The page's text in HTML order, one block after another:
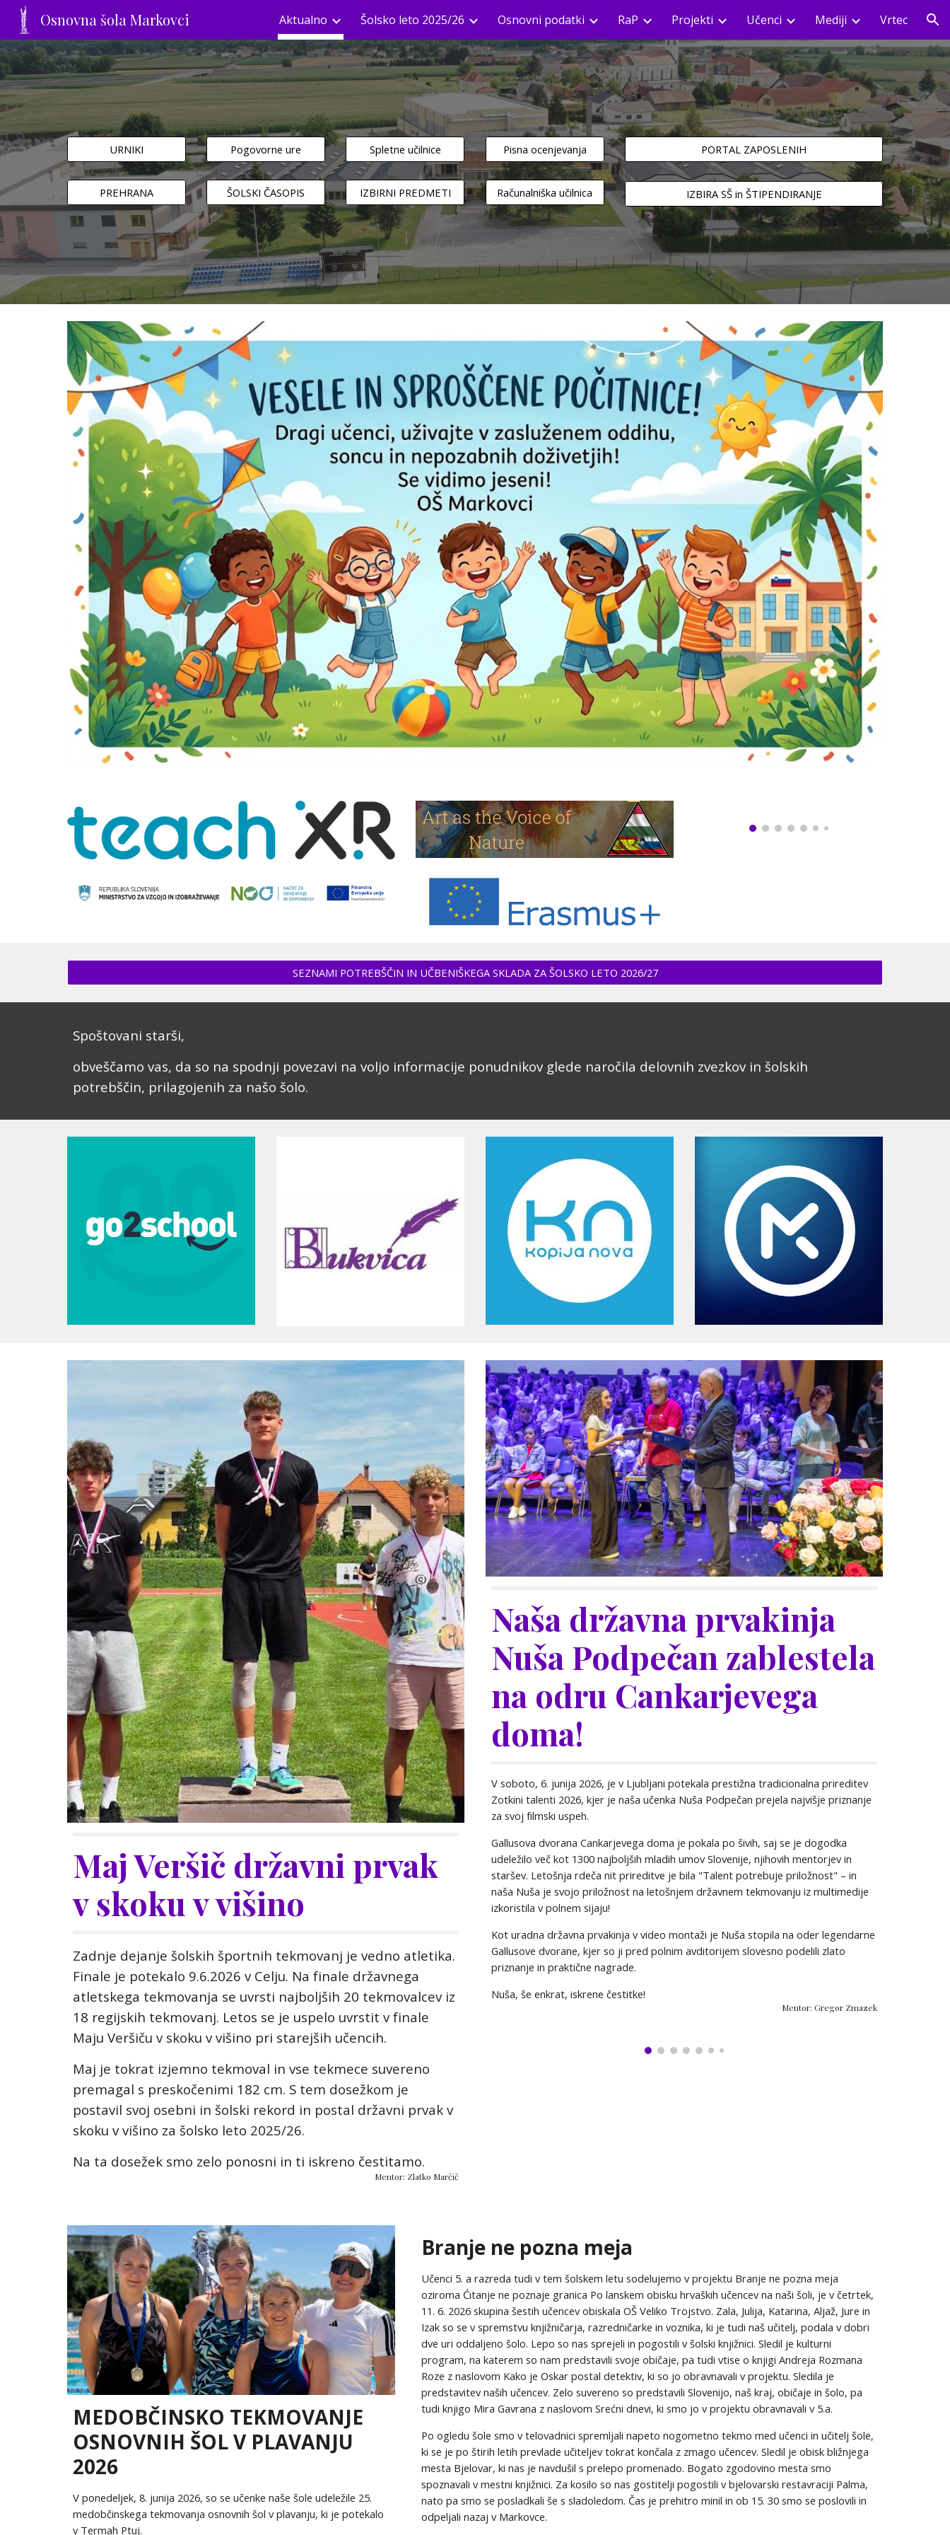
Skip to main content Skip to navigation
Osnovna šola Markovci Aktualno Šolsko leto 2025/26 Osnovni podatki RaP Projekti Učenci Mediji Vrtec
URNIKI
PREHRANA
Pogovorne ure
ŠOLSKI ČASOPIS
Spletne učilnice
IZBIRNI PREDMETI
Pisna ocenjevanja
Računalniška učilnica
PORTAL ZAPOSLENIH
IZBIRA SŠ in ŠTIPENDIRANJE
SEZNAMI POTREBŠČIN IN UČBENIŠKEGA SKLADA ZA ŠOLSKO LETO 2026/27
Spoštovani starši,
obveščamo vas, da so na spodnji povezavi na voljo informacije ponudnikov glede naročila delovnih zvezkov in šolskih
potrebščin, prilagojenih za našo šolo.
Maj Veršič državni prvak
v skoku v višino
Zadnje dejanje šolskih športnih tekmovanj je vedno atletika.
Finale je potekalo 9.6.2026 v Celju. Na finale državnega
atletskega tekmovanja se uvrsti najboljših 20 tekmovalcev iz
18 regijskih tekmovanj. Letos se je uspelo uvrstit v finale
Maju Veršiču v skoku v višino pri starejših učencih.
Maj je tokrat izjemno tekmoval in vse tekmece suvereno
premagal s preskočenimi 182 cm. S tem dosežkom je
postavil svoj osebni in šolski rekord in postal državni prvak v
skoku v višino za šolsko leto 2025/26.
Na ta dosežek smo zelo ponosni in ti iskreno čestitamo.
Mentor: Zlatko Marčič
Naša državna prvakinja
Nuša Podpečan zablestela
na odru Cankarjevega
doma!
V soboto, 6. junija 2026, je v Ljubljani potekala prestižna tradicionalna prireditev
Zotkini talenti 2026, kjer je naša učenka Nuša Podpečan prejela najvišje priznanje
za svoj filmski uspeh.
Gallusova dvorana Cankarjevega doma je pokala po šivih, saj se je dogodka
udeležilo več kot 1300 najboljših mladih umov Slovenije, njihovih mentorjev in
staršev. Letošnja rdeča nit prireditve je bila "Talent potrebuje priložnost" – in
naša Nuša je svojo priložnost na letošnjem državnem tekmovanju iz multimedije
izkoristila v polnem sijaju!
Kot uradna državna prvakinja v video montaži je Nuša stopila na oder legendarne
Gallusove dvorane, kjer so ji pred polnim avditorijem slovesno podelili zlato
priznanje in praktične nagrade.
Nuša, še enkrat, iskrene čestitke!
Mentor: Gregor Zmazek
MEDOBČINSKO TEKMOVANJE
OSNOVNIH ŠOL V PLAVANJU
2026
V ponedeljek, 8. junija 2026, so se učenke naše šole udeležile 25.
medobčinskega tekmovanja osnovnih šol v plavanju, ki je potekalo
v Termah Ptuj.
Branje ne pozna meja
Učenci 5. a razreda tudi v tem šolskem letu sodelujemo v projektu Branje ne pozna meja
oziroma Ćitanje ne poznaje granica Po lanskem obisku hrvaških učencev na naši šoli, je v četrtek,
11. 6. 2026 skupina šestih učencev obiskala OŠ Veliko Trojstvo. Zala, Julija, Katarina, Aljaž, Jure in
Izak so se v spremstvu knjižničarja, razredničarke in voznika, ki je tudi naš učitelj, podala v dobri
dve uri oddaljeno šolo. Lepo so nas sprejeli in pogostili v šolski knjižnici. Sledil je kulturni
program, na katerem so nam predstavili svoje običaje, pa tudi vtise o knjigi Andreja Rozmana
Roze z naslovom Kako je Oskar postal detektiv, ki so jo obravnavali v projektu. Sledila je
predstavitev naših učencev. Zelo suvereno so predstavili Slovenijo, naš kraj, običaje in šolo, pa
tudi knjigo Mira Gavrana z naslovom Srećni dnevi, ki smo jo v projektu obravnavali v 5.a.
Po ogledu šole smo v telovadnici spremljali napeto nogometno tekmo med učenci in učitelj šole,
ki se je po štirih letih prevlade učiteljev tokrat končala z zmago učencev. Sledil je obisk bližnjega
mesta Bjelovar, ki nas je navdušil s prelepo promenado. Bogato zgodovino mesta smo
spoznavali v mestni knjižnici. Za kosilo so nas gostitelji pogostili v bjelovarski restavraciji Palma,
nato pa smo se posladkali še s sladoledom. Čas je prehitro minil in ob 15. 30 smo se poslovili in
odpeljali nazaj v Markovce.